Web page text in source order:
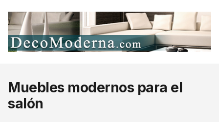
Muebles modernos para el
salón